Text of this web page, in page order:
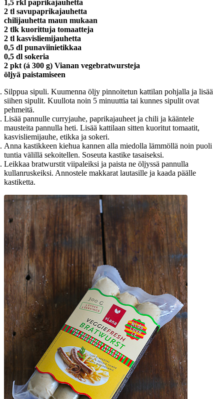
1,5 rkl paprikajauhetta
2 tl savupaprikajauhetta
chilijauhetta maun mukaan
2 tlk kuorittuja tomaatteja
2 tl kasvisliemijauhetta
0,5 dl punaviinietikkaa
0,5 dl sokeria
2 pkt (á 300 g) Vianan vegebratwursteja
öljyä paistamiseen
Silppua sipuli. Kuumenna öljy pinnoitetun kattilan pohjalla ja lisää
siihen sipulit. Kuullota noin 5 minuuttia tai kunnes sipulit ovat
pehmeitä.
Lisää pannulle curryjauhe, paprikajauheet ja chili ja kääntele
mausteita pannulla heti. Lisää kattilaan sitten kuoritut tomaatit,
kasvisliemijauhe, etikka ja sokeri.
Anna kastikkeen kiehua kannen alla miedolla lämmöllä noin puoli
tuntia välillä sekoitellen. Soseuta kastike tasaiseksi.
Leikkaa bratwurstit viipaleiksi ja paista ne öljyssä pannulla
kullanruskeiksi. Annostele makkarat lautasille ja kaada päälle
kastiketta.